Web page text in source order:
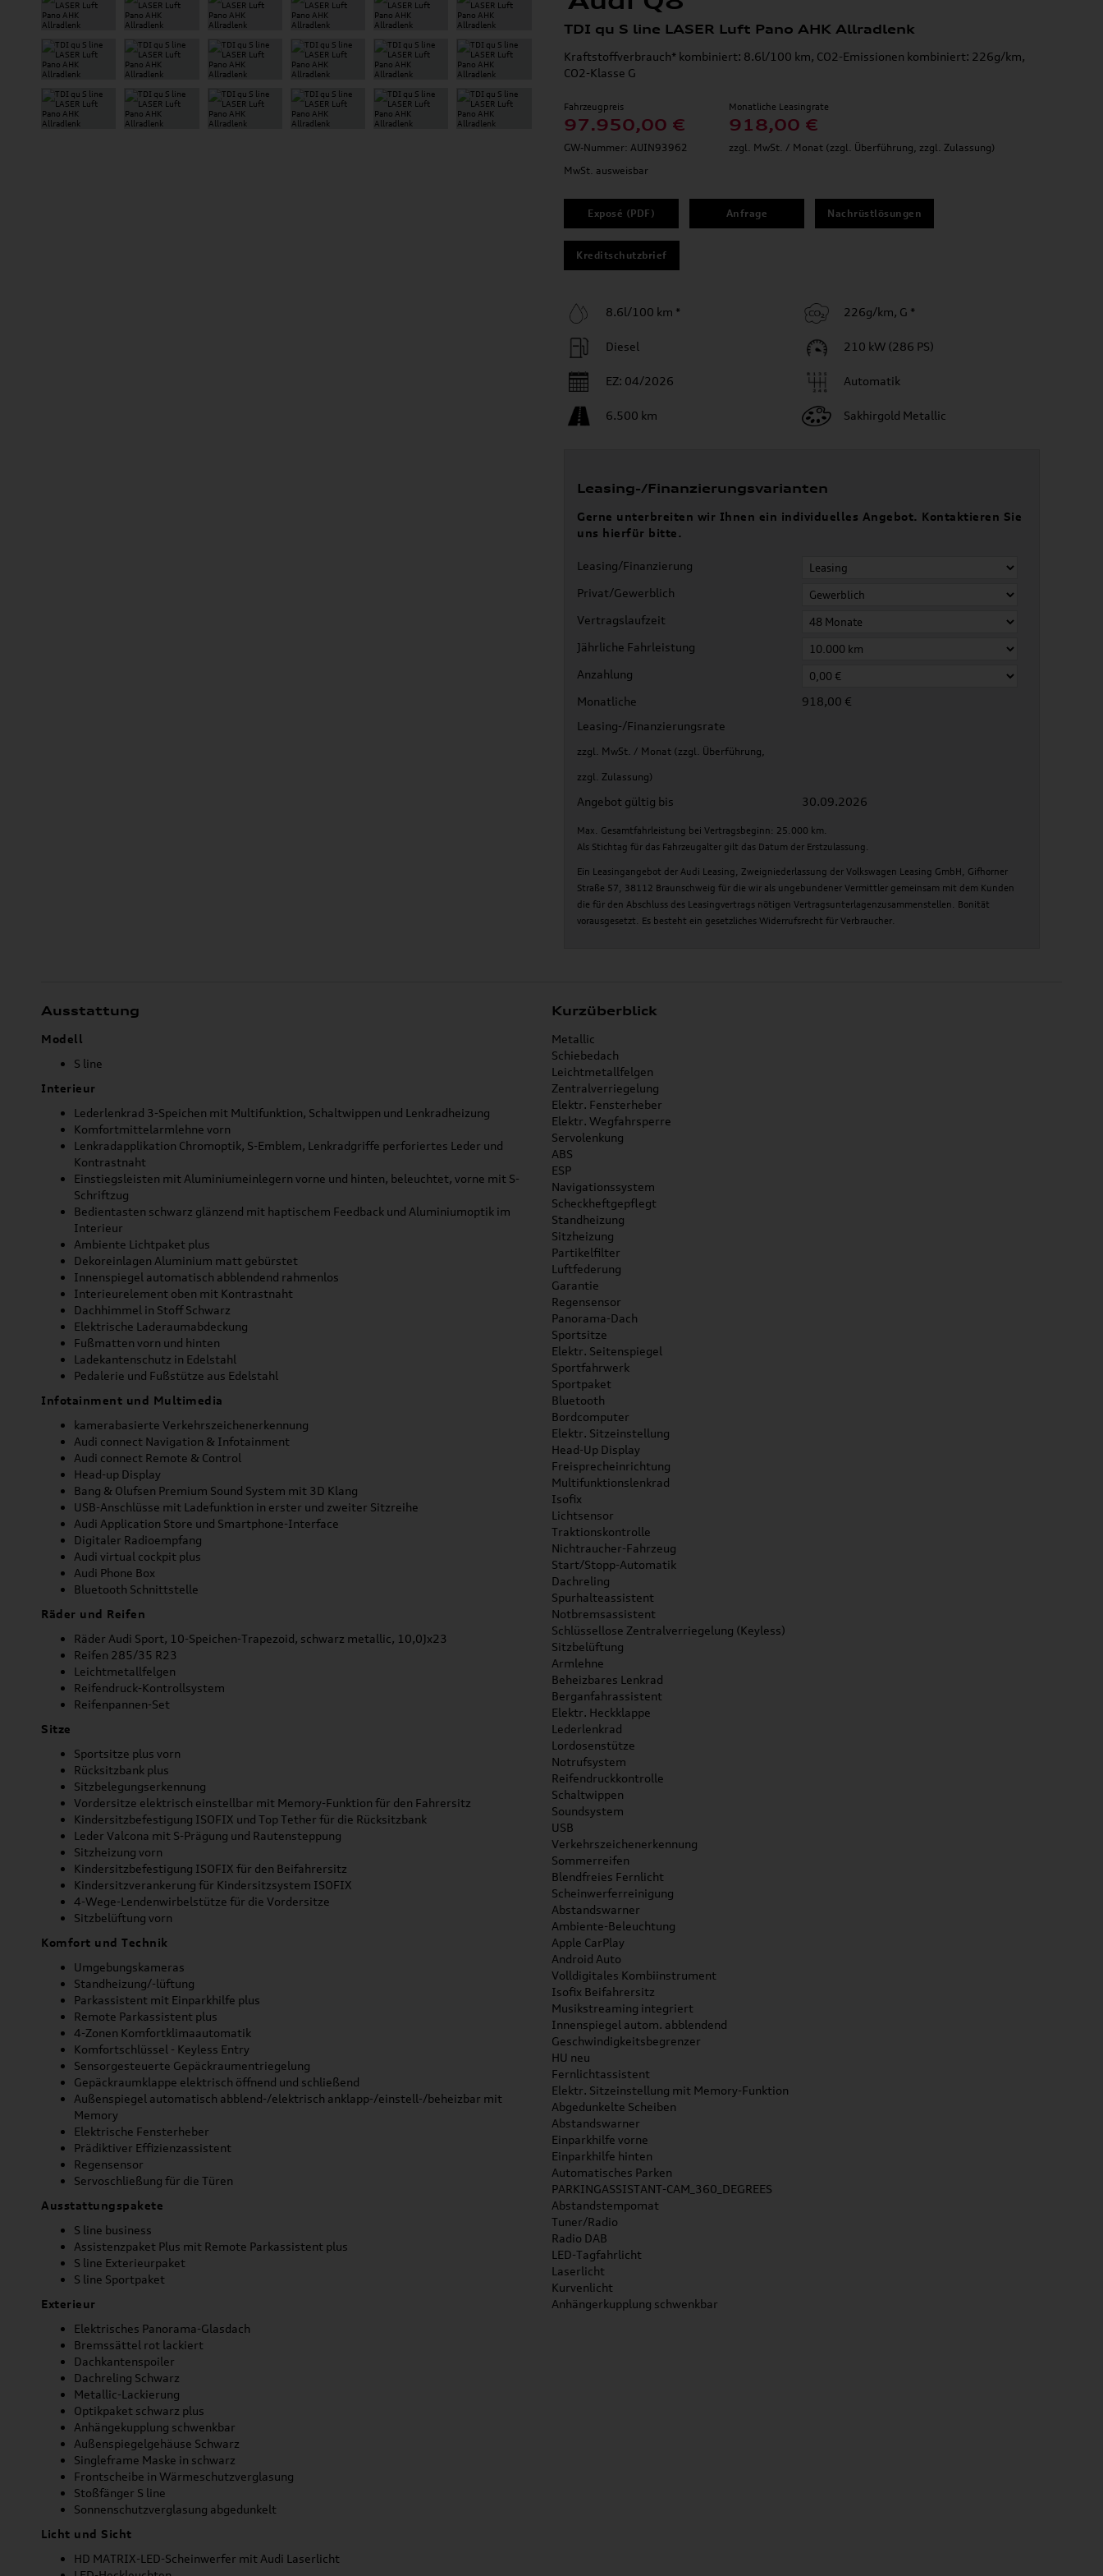
TDI qu S line LASER Luft Pano AHK Allradlenk
Kraftstoffverbrauch* kombiniert: 8.6l/100 km, CO2-Emissionen kombiniert: 226g/km,
CO2-Klasse G
Fahrzeugpreis
97.950,00 €
GW-Nummer: AUIN93962
MwSt. ausweisbar
Monatliche Leasingrate
918,00 €
zzgl. MwSt. / Monat (zzgl. Überführung, zzgl. Zulassung)
Exposé (PDF) Anfrage Nachrüstlösungen
Kreditschutzbrief
8.6l/100 km *
Diesel
EZ: 04/2026
6.500 km
226g/km, G *
210 kW (286 PS)
Automatik
Sakhirgold Metallic
Leasing-/Finanzierungsvarianten
Gerne unterbreiten wir Ihnen ein individuelles Angebot. Kontaktieren Sie
uns hierfür bitte.
Leasing/Finanzierung
Privat/Gewerblich
Vertragslaufzeit
Jährliche Fahrleistung
Anzahlung
Monatliche
Leasing-/Finanzierungsrate
zzgl. MwSt. / Monat (zzgl. Überführung,
zzgl. Zulassung)
918,00 €
Angebot gültig bis 30.09.2026
Max. Gesamtfahrleistung bei Vertragsbeginn: 25.000 km.
Als Stichtag für das Fahrzeugalter gilt das Datum der Erstzulassung.
Ein Leasingangebot der Audi Leasing, Zweigniederlassung der Volkswagen Leasing GmbH, Gifhorner
Straße 57, 38112 Braunschweig für die wir als ungebundener Vermittler gemeinsam mit dem Kunden
die für den Abschluss des Leasingvertrags nötigen Vertragsunterlagenzusammenstellen. Bonität
vorausgesetzt. Es besteht ein gesetzliches Widerrufsrecht für Verbraucher.
Ausstattung
Modell
S line
Interieur
Lederlenkrad 3-Speichen mit Multifunktion, Schaltwippen und Lenkradheizung
Komfortmittelarmlehne vorn
Lenkradapplikation Chromoptik, S-Emblem, Lenkradgriffe perforiertes Leder und
Kontrastnaht
Einstiegsleisten mit Aluminiumeinlegern vorne und hinten, beleuchtet, vorne mit S-
Schriftzug
Bedientasten schwarz glänzend mit haptischem Feedback und Aluminiumoptik im
Interieur
Ambiente Lichtpaket plus
Dekoreinlagen Aluminium matt gebürstet
Innenspiegel automatisch abblendend rahmenlos
Interieurelement oben mit Kontrastnaht
Dachhimmel in Stoff Schwarz
Elektrische Laderaumabdeckung
Fußmatten vorn und hinten
Ladekantenschutz in Edelstahl
Pedalerie und Fußstütze aus Edelstahl
Infotainment und Multimedia
kamerabasierte Verkehrszeichenerkennung
Audi connect Navigation & Infotainment
Audi connect Remote & Control
Head-up Display
Bang & Olufsen Premium Sound System mit 3D Klang
USB-Anschlüsse mit Ladefunktion in erster und zweiter Sitzreihe
Audi Application Store und Smartphone-Interface
Digitaler Radioempfang
Audi virtual cockpit plus
Audi Phone Box
Bluetooth Schnittstelle
Räder und Reifen
Räder Audi Sport, 10-Speichen-Trapezoid, schwarz metallic, 10,0Jx23
Reifen 285/35 R23
Leichtmetallfelgen
Reifendruck-Kontrollsystem
Reifenpannen-Set
Sitze
Sportsitze plus vorn
Rücksitzbank plus
Sitzbelegungserkennung
Vordersitze elektrisch einstellbar mit Memory-Funktion für den Fahrersitz
Kindersitzbefestigung ISOFIX und Top Tether für die Rücksitzbank
Leder Valcona mit S-Prägung und Rautensteppung
Sitzheizung vorn
Kindersitzbefestigung ISOFIX für den Beifahrersitz
Kindersitzverankerung für Kindersitzsystem ISOFIX
4-Wege-Lendenwirbelstütze für die Vordersitze
Sitzbelüftung vorn
Komfort und Technik
Umgebungskameras
Standheizung/-lüftung
Parkassistent mit Einparkhilfe plus
Remote Parkassistent plus
4-Zonen Komfortklimaautomatik
Komfortschlüssel - Keyless Entry
Sensorgesteuerte Gepäckraumentriegelung
Gepäckraumklappe elektrisch öffnend und schließend
Außenspiegel automatisch abblend-/elektrisch anklapp-/einstell-/beheizbar mit
Memory
Elektrische Fensterheber
Prädiktiver Effizienzassistent
Regensensor
Servoschließung für die Türen
Ausstattungspakete
S line business
Assistenzpaket Plus mit Remote Parkassistent plus
S line Exterieurpaket
S line Sportpaket
Exterieur
Elektrisches Panorama-Glasdach
Bremssättel rot lackiert
Dachkantenspoiler
Dachreling Schwarz
Metallic-Lackierung
Optikpaket schwarz plus
Anhängekupplung schwenkbar
Außenspiegelgehäuse Schwarz
Singleframe Maske in schwarz
Frontscheibe in Wärmeschutzverglasung
Stoßfänger S line
Sonnenschutzverglasung abgedunkelt
Licht und Sicht
HD MATRIX-LED-Scheinwerfer mit Audi Laserlicht
Kurzüberblick
Metallic
Schiebedach
Leichtmetallfelgen
Zentralverriegelung
Elektr. Fensterheber
Elektr. Wegfahrsperre
Servolenkung
ABS
ESP
Navigationssystem
Scheckheftgepflegt
Standheizung
Sitzheizung
Partikelfilter
Luftfederung
Garantie
Regensensor
Panorama-Dach
Sportsitze
Elektr. Seitenspiegel
Sportfahrwerk
Sportpaket
Bluetooth
Bordcomputer
Elektr. Sitzeinstellung
Head-Up Display
Freisprecheinrichtung
Multifunktionslenkrad
Isofix
Lichtsensor
Traktionskontrolle
Nichtraucher-Fahrzeug
Start/Stopp-Automatik
Dachreling
Spurhalteassistent
Notbremsassistent
Schlüssellose Zentralverriegelung (Keyless)
Sitzbelüftung
Armlehne
Beheizbares Lenkrad
Berganfahrassistent
Elektr. Heckklappe
Lederlenkrad
Lordosenstütze
Notrufsystem
Reifendruckkontrolle
Schaltwippen
Soundsystem
USB
Verkehrszeichenerkennung
Sommerreifen
Blendfreies Fernlicht
Scheinwerferreinigung
Abstandswarner
Ambiente-Beleuchtung
Apple CarPlay
Android Auto
Volldigitales Kombiinstrument
Isofix Beifahrersitz
Musikstreaming integriert
Innenspiegel autom. abblendend
Geschwindigkeitsbegrenzer
HU neu
Fernlichtassistent
Elektr. Sitzeinstellung mit Memory-Funktion
Abgedunkelte Scheiben
Abstandswarner
Einparkhilfe vorne
Einparkhilfe hinten
Automatisches Parken
PARKINGASSISTANT-CAM_360_DEGREES
Abstandstempomat
Tuner/Radio
Radio DAB
LED-Tagfahrlicht
Laserlicht
Kurvenlicht
Anhängerkupplung schwenkbar